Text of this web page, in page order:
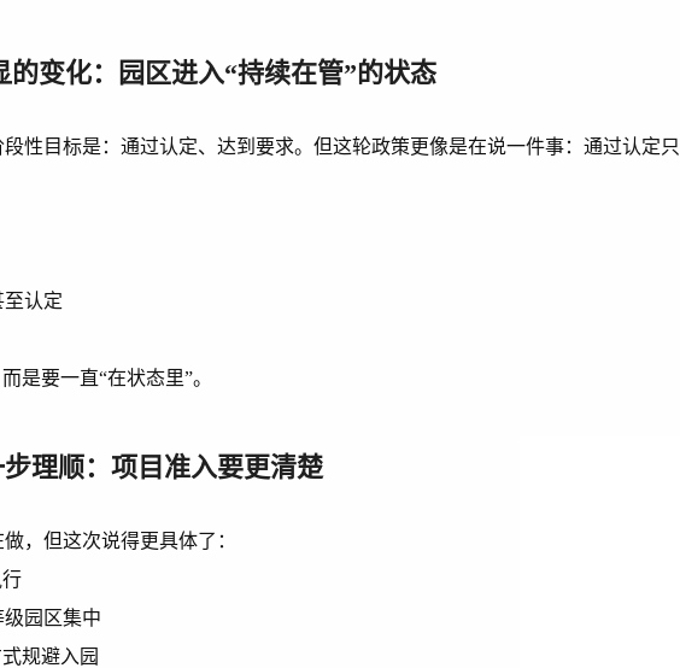
的变化：园区进入“持续在管”的状态
性目标是：通过认定、达到要求。但这轮政策更像是在说一件事：通过认定
认定
是要一直“在状态里”。
理顺：项目准入要更清楚
，但这次说得更具体了：
园区集中
规避入园